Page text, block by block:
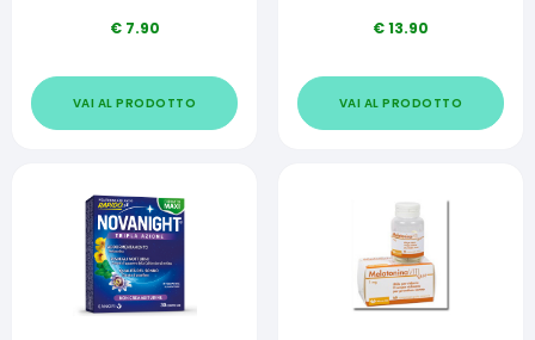
€ 7.90
VAI AL PRODOTTO
€13.90
VAI AL PRODOTTO